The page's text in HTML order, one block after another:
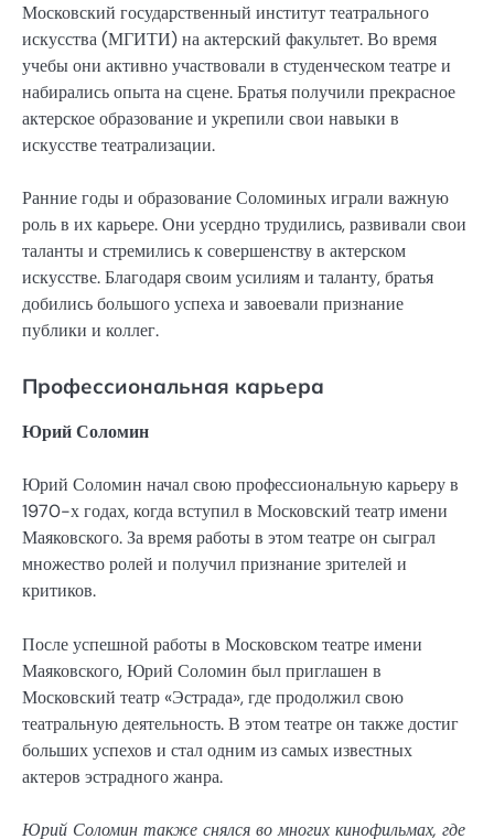
Московский государственный институт театрального
искусства (МГИТИ) на актерский факультет. Во время
учебы они активно участвовали в студенческом театре и
набирались опыта на сцене. Братья получили прекрасное
актерское образование и укрепили свои навыки в
искусстве театрализации.
Ранние годы и образование Соломиных играли важную
роль в их карьере. Они усердно трудились, развивали свои
таланты и стремились к совершенству в актерском
искусстве. Благодаря своим усилиям и таланту, братья
добились большого успеха и завоевали признание
публики и коллег.
Профессиональная карьера
Юрий Соломин
Юрий Соломин начал свою профессиональную карьеру в
1970-х годах, когда вступил в Московский театр имени
Маяковского. За время работы в этом театре он сыграл
множество ролей и получил признание зрителей и
критиков.
После успешной работы в Московском театре имени
Маяковского, Юрий Соломин был приглашен в
Московский театр «Эстрада», где продолжил свою
театральную деятельность. В этом театре он также достиг
больших успехов и стал одним из самых известных
актеров эстрадного жанра.
Юрий Соломин также снялся во многих кинофильмах, где